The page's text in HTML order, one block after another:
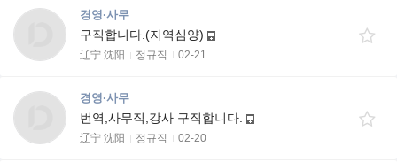
경영·사무
구직합니다.(지역심양)
辽宁 沈阳 정규직 02-21
경영·사무
번역,사무직,강사 구직합니다.
辽宁 沈阳 정규직 02-20